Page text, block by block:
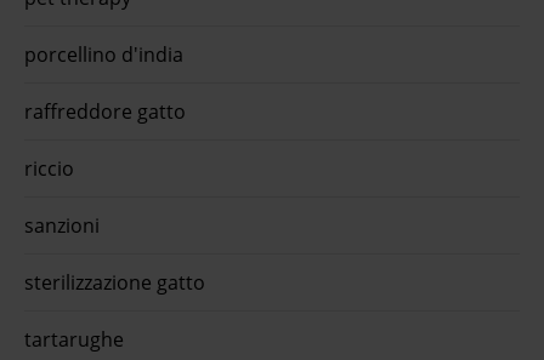
porcellino d'india
raffreddore gatto
riccio
sanzioni
sterilizzazione gatto
tartarughe